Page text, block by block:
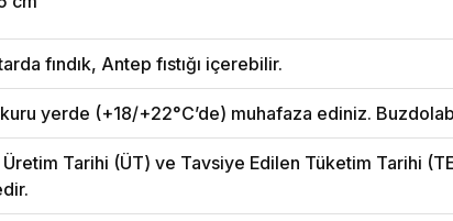
fındık, Antep fıstığı içerebilir.
yerde (+18/+22°C’de) muhafaza ediniz.
Tarihi (ÜT) ve Tavsiye Edilen Tüketim Tarihi